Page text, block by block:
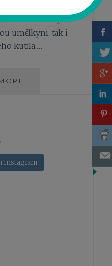
Krásný
na dva dny,
umělkyni, tak i
kutila.…
P
O
Instagram